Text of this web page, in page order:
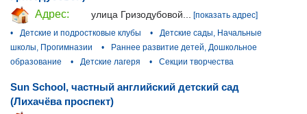
Адрес:
улица Гризодубовой... [показать адрес]
•
Детские и подростковые клубы •
Детские сады, Начальные
школы, Прогимназии
•
Раннее развитие детей, Дошкольное
образование
• Детские лагеря • Секции творчества
Sun School, частный английский детский сад
(Лихачёва проспект)